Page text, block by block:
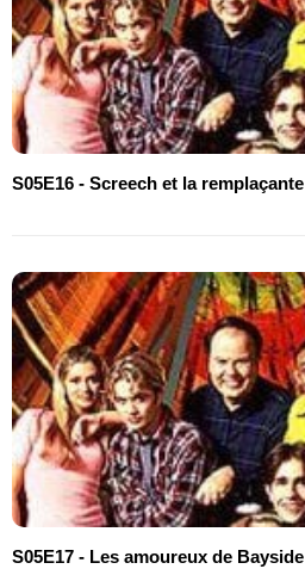
S05E16 - Screech et la remplaçante
S05E17 - Les amoureux de Bayside